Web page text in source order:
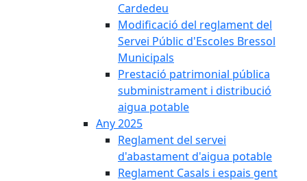
Cardedeu
Modificació del reglament del
Servei Públic d'Escoles Bressol
Municipals
Prestació patrimonial pública
subministrament i distribució
aigua potable
Any 2025
Reglament del servei
d'abastament d'aigua potable
Reglament Casals i espais gent